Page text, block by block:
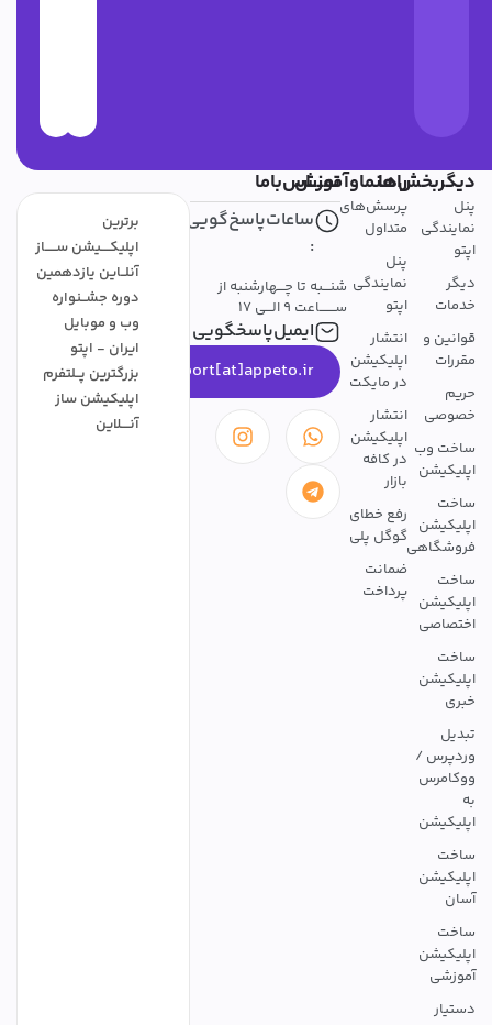
کافه
خطای
پلی
تمــــاس‌باما
ساعات‌پاسخ‌گویی
شنـــبه تا چـــهارشنبه از
ســـــــاعت 9 الـــی 17
ایمیل‌پاسخگویی
support[at]appeto.ir
برترین
اپلیکــــیشن ســـــاز
آنلــاین یازدهمین
دوره جشــنواره
وب و موبایل
ایران - اپتو
بزرگترین پــلتفرم
اپلیکیشن ساز
آنــــلاین